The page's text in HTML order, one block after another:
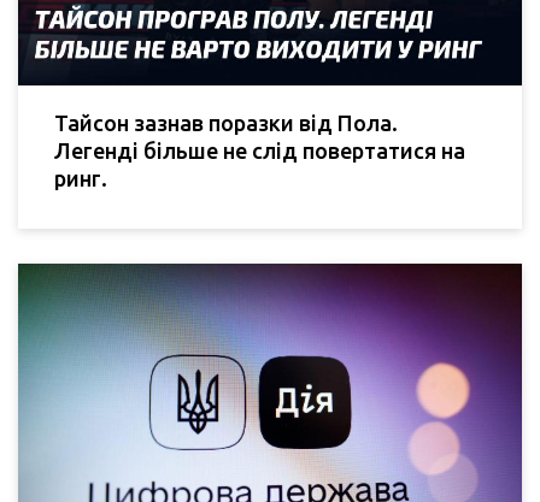
Тайсон зазнав поразки від Пола.
Легенді більше не слід повертатися на
ринг.